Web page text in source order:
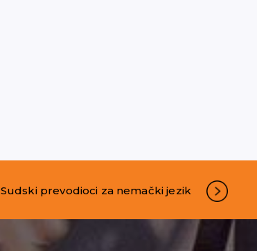
Sudski prevodioci za nemački jezik